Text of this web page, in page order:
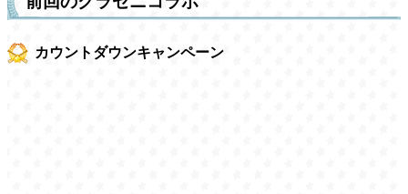
カウントダウンキャンペーン